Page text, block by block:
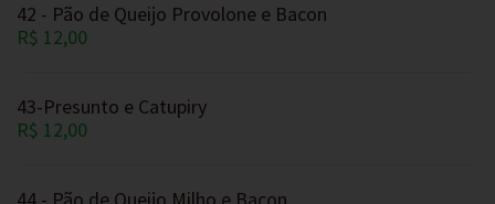
42 - Pão de Queijo Provolone e Bacon
R$ 12,00
43-Presunto e Catupiry
R$ 12,00